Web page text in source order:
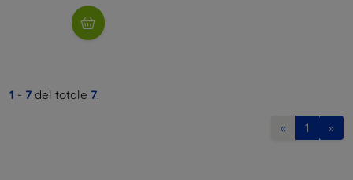
1 - 7 del totale 7.
« 1 »